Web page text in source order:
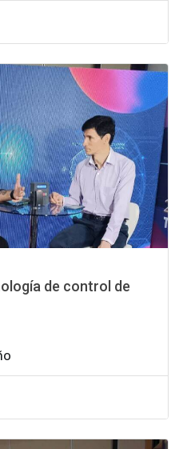
de control de